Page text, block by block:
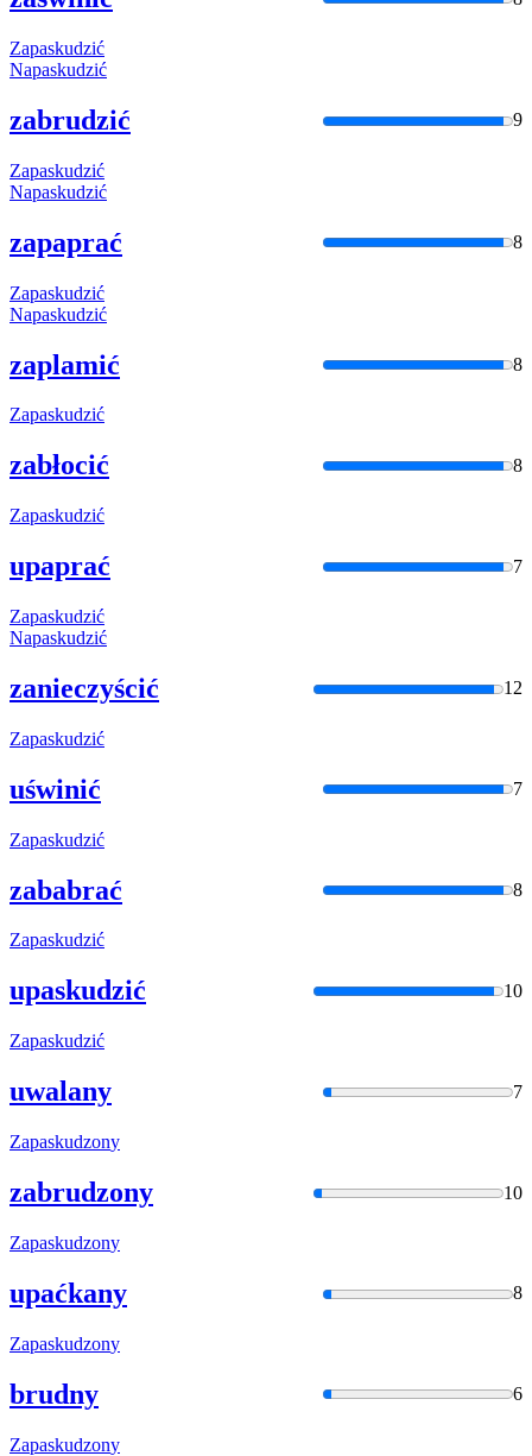
Zapaskudzić
Napaskudzić
zabrudzić 9
Zapaskudzić
Napaskudzić
zapaprać 8
Zapaskudzić
Napaskudzić
zaplamić 8
Zapaskudzić
zabłocić 8
Zapaskudzić
upaprać 7
Zapaskudzić
Napaskudzić
zanieczyścić 12
Zapaskudzić
uświnić 7
Zapaskudzić
zababrać 8
Zapaskudzić
upaskudzić 10
Zapaskudzić
uwalany 7
Zapaskudzony
zabrudzony 10
Zapaskudzony
upaćkany 8
Zapaskudzony
brudny 6
Zapaskudzony